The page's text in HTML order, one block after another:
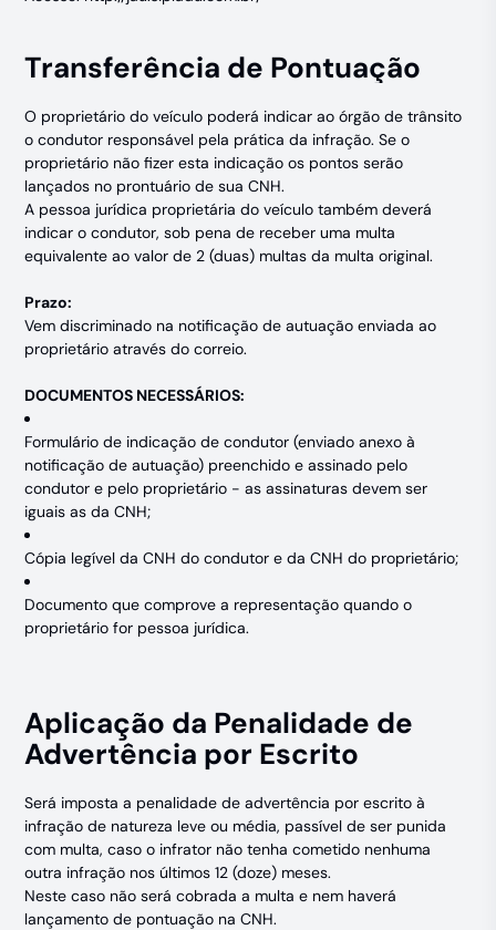
Transferência de Pontuação
O proprietário do veículo poderá indicar ao órgão de trânsito
o condutor responsável pela prática da infração. Se o
proprietário não fizer esta indicação os pontos serão
lançados no prontuário de sua CNH.
A pessoa jurídica proprietária do veículo também deverá
indicar o condutor, sob pena de receber uma multa
equivalente ao valor de 2 (duas) multas da multa original.
Prazo:
Vem discriminado na notificação de autuação enviada ao
proprietário através do correio.
DOCUMENTOS NECESSÁRIOS:
Formulário de indicação de condutor (enviado anexo à
notificação de autuação) preenchido e assinado pelo
condutor e pelo proprietário - as assinaturas devem ser
iguais as da CNH;
Cópia legível da CNH do condutor e da CNH do proprietário;
Documento que comprove a representação quando o
proprietário for pessoa jurídica.
Aplicação da Penalidade de
Advertência por Escrito
Será imposta a penalidade de advertência por escrito à
infração de natureza leve ou média, passível de ser punida
com multa, caso o infrator não tenha cometido nenhuma
outra infração nos últimos 12 (doze) meses.
Neste caso não será cobrada a multa e nem haverá
lançamento de pontuação na CNH.